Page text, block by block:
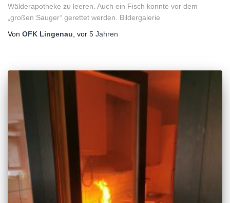
Wälderapotheke zu leeren. Auch ein Fisch konnte vor dem
„großen Sauger“ gerettet werden. Bildergalerie
Von OFK Lingenau, vor 5 Jahren